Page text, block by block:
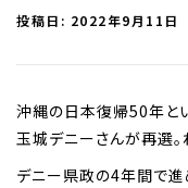
投稿日: 2022年9月11日
沖縄の日本復帰50年と
玉城デニーさんが再選。
デニー県政の4年間で